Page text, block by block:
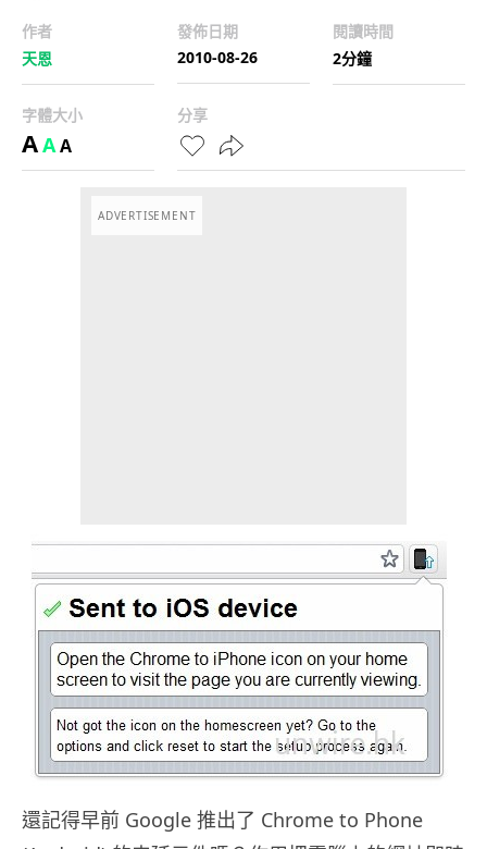
作者
天恩
發佈日期
2010-08-26
閱讀時間
2分鐘
字體大小
AAA
分享
ADVERTISEMENT
還記得早前 Google 推出了 Chrome to Phone